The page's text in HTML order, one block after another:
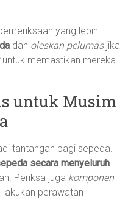
yang lebih
dan oleskan pelumasjika
untuk memastikan mereka
untuk Musim
tantangan bagi sepeda.
secara menyeluruh
Periksa juga komponen
perawatan